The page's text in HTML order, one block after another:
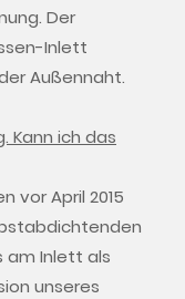
Der
Inlett
Außennaht.
Kann ich das
vor April 2015
am Inlett als
unseres